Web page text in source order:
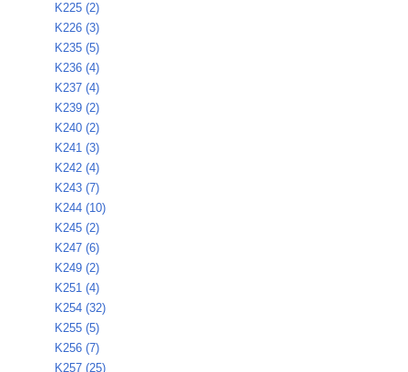
K225 (2)
K226 (3)
K235 (5)
K236 (4)
K237 (4)
K239 (2)
K240 (2)
K241 (3)
K242 (4)
K243 (7)
K244 (10)
K245 (2)
K247 (6)
K249 (2)
K251 (4)
K254 (32)
K255 (5)
K256 (7)
K257 (25)